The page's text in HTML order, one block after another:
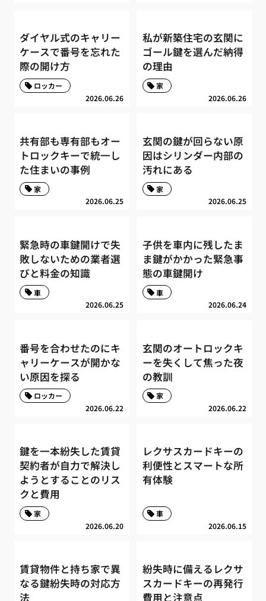
ダイヤル式のキャリー
ケースで番号を忘れた
際の開け方
2026.06.26
ロッカー
私が新築住宅の玄関に
ゴール鍵を選んだ納得
の理由
2026.06.26
家
共有部も専有部もオー
トロックキーで統一し
た住まいの事例
2026.06.25
家
玄関の鍵が回らない原
因はシリンダー内部の
汚れにある
2026.06.25
家
緊急時の車鍵開けで失
敗しないための業者選
びと料金の知識
2026.06.25
車
子供を車内に残したま
ま鍵がかかった緊急事
態の車鍵開け
2026.06.24
車
番号を合わせたのにキ
ャリーケースが開かな
い原因を探る
2026.06.22
ロッカー
玄関のオートロックキ
ーを失くして焦った夜
の教訓
2026.06.22
家
鍵を一本紛失した賃貸
契約者が自力で解決し
ようとすることのリス
クと費用
2026.06.20
家
レクサスカードキーの
利便性とスマートな所
有体験
2026.06.15
車
賃貸物件と持ち家で異
なる鍵紛失時の対応方
法
紛失時に備えるレクサ
スカードキーの再発行
費用と注意点